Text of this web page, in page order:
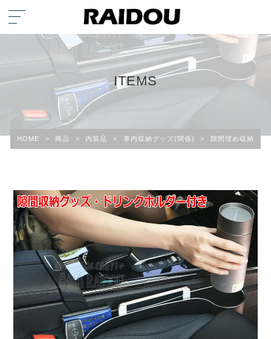
ITEMS
HOME > 商品 > 内装品 > 車内収納グッズ(関係) > 隙間埋め収納・